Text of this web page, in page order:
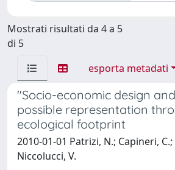
Mostrati risultati da 4 a 5
di 5
esporta metadati
"Socio-economic design
possible representation
ecological footprint
2010-01-01 Patrizi, N.; Capineri, C.;
Niccolucci, V.